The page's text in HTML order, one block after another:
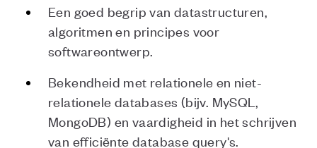
Een goed begrip van datastructuren,
algoritmen en principes voor
softwareontwerp.
Bekendheid met relationele en niet-
relationele databases (bijv. MySQL,
MongoDB) en vaardigheid in het schrijven
van efficiënte database query's.